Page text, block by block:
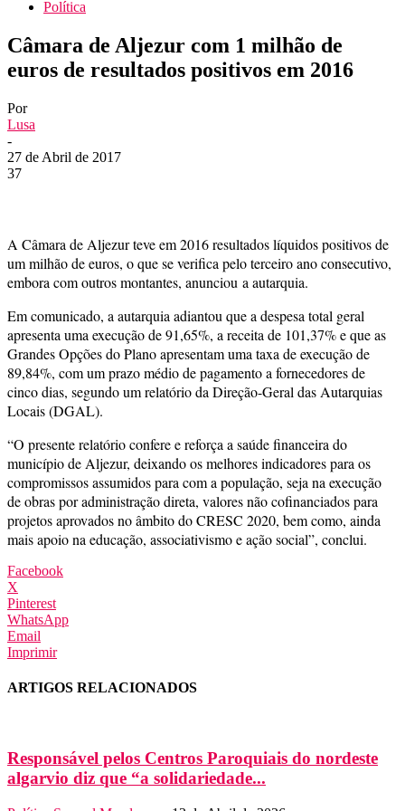
Política
Câmara de Aljezur com 1 milhão de
euros de resultados positivos em 2016
Por
Lusa
-
27 de Abril de 2017
37
A Câmara de Aljezur teve em 2016 resultados líquidos positivos de
um milhão de euros, o que se verifica pelo terceiro ano consecutivo,
embora com outros montantes, anunciou a autarquia.
Em comunicado, a autarquia adiantou que a despesa total geral
apresenta uma execução de 91,65%, a receita de 101,37% e que as
Grandes Opções do Plano apresentam uma taxa de execução de
89,84%, com um prazo médio de pagamento a fornecedores de
cinco dias, segundo um relatório da Direção-Geral das Autarquias
Locais (DGAL).
“O presente relatório confere e reforça a saúde financeira do
município de Aljezur, deixando os melhores indicadores para os
compromissos assumidos para com a população, seja na execução
de obras por administração direta, valores não cofinanciados para
projetos aprovados no âmbito do CRESC 2020, bem como, ainda
mais apoio na educação, associativismo e ação social”, conclui.
Facebook
X
Pinterest
WhatsApp
Email
Imprimir
ARTIGOS RELACIONADOS
Responsável pelos Centros Paroquiais do nordeste
algarvio diz que “a solidariedade...